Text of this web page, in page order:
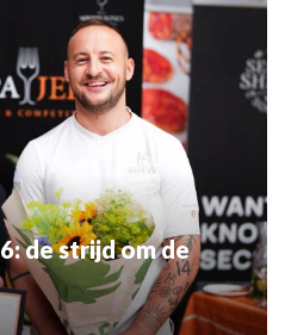
de strijd om de